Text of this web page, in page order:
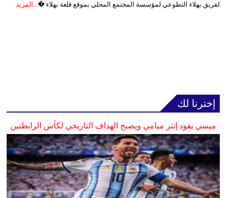
لفريق بهلاء التطوعي لمؤسسة المجتمع المحلي بموقع قلعة بهلاء �... المزيد
إخترنا لك
ميسي يقود إنتر ميامي ويصبح الهداف التاريخي لكأس الرابطتين